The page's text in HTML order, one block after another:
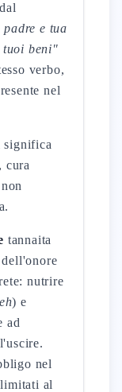
e tua
beni"
verbo,
nel
significa
cura
tannaita
nutrire
) e
ad
nel
al